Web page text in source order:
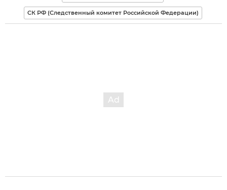
СК РФ (Следственный комитет Российской Федерации)